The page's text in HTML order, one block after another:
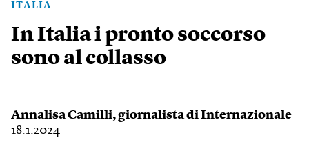
ITALIA
In Italia i pronto soccorso
sono al collasso
Annalisa Camilli, giornalista di Internazionale
18.1.2024